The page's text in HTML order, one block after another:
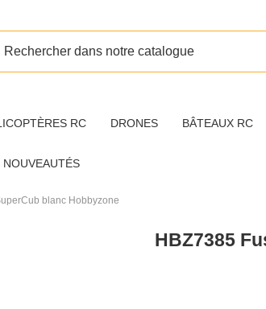
RC DRONES BÂTEAUX RC
blanc Hobbyzone
HBZ7385